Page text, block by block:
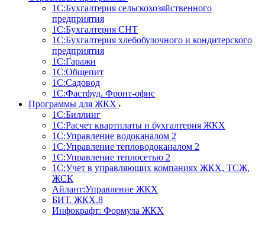
1С:Бухгалтерия сельскохозяйственного
предприятия
1С:Бухгалтерия СНТ
1С:Бухгалтерия хлебобулочного и кондитерского
предприятия
1С:Гаражи
1С:Общепит
1С:Садовод
1С:Фастфуд. Фронт-офис
Программы для ЖКХ
1С:Биллинг
1С:Расчет квартплаты и бухгалтерия ЖКХ
1С:Управление водоканалом 2
1С:Управление тепловодоканалом 2
1С:Управление теплосетью 2
1С:Учет в управляющих компаниях ЖКХ, ТСЖ,
ЖСК
Айлант:Управление ЖКХ
БИТ. ЖКХ.8
Инфокрафт: Формула ЖКХ